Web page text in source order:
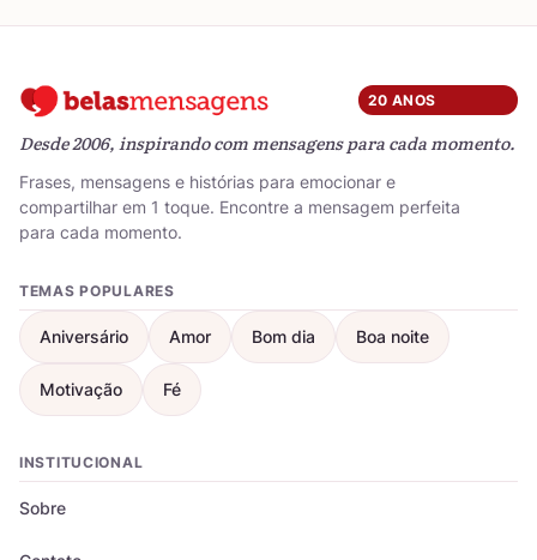
20 ANOS
Desde 2006, inspirando com mensagens para cada momento.
Frases, mensagens e histórias para emocionar e
compartilhar em 1 toque. Encontre a mensagem perfeita
para cada momento.
TEMAS POPULARES
Aniversário Amor Bom dia Boa noite
Motivação Fé
INSTITUCIONAL
Sobre